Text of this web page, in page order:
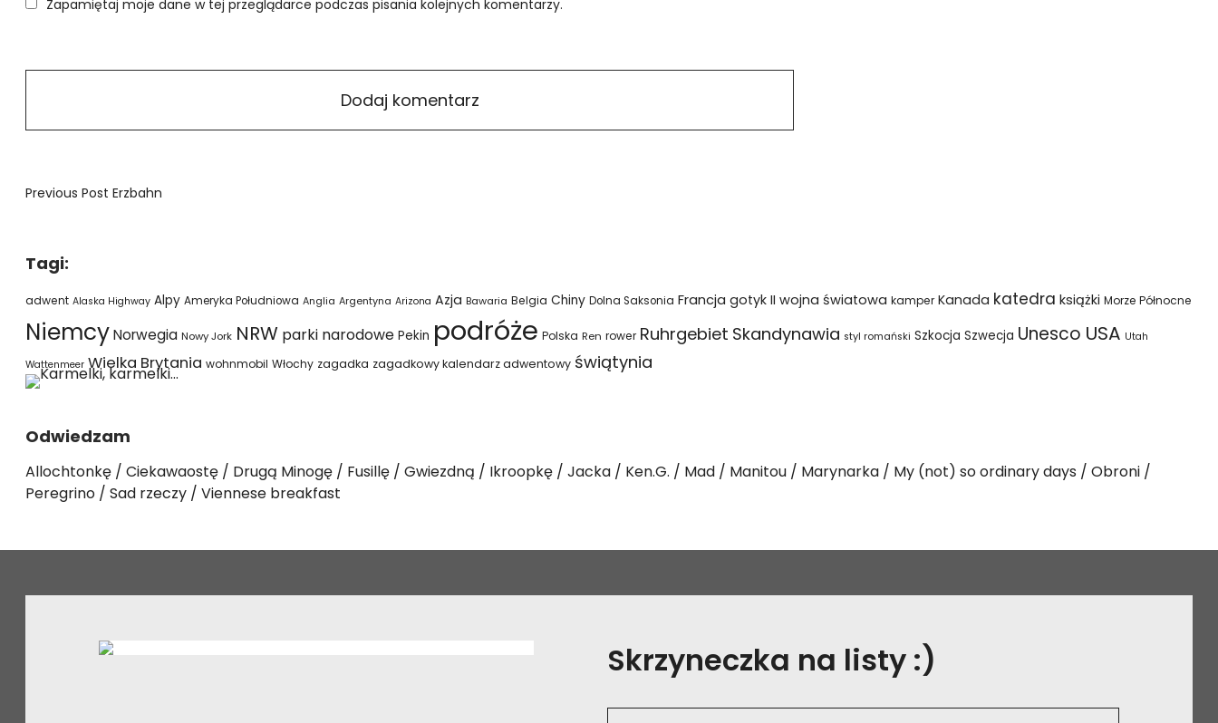
Zapamiętaj moje dane w tej przeglądarce podczas pisania kolejnych komentarzy.
Previous Post Erzbahn
Tagi:
adwent Alaska Highway Alpy Ameryka Południowa Anglia Argentyna Arizona Azja Bawaria Belgia Chiny Dolna Saksonia Francja gotyk II wojna światowa kamper Kanada katedra książki Morze Północne
NiemcyNorwegia Nowy Jork NRW parki narodowe Pekin podróże Polska Ren rower Ruhrgebiet Skandynawia styl romański Szkocja Szwecja Unesco USA Utah
Wattenmeer Wielka Brytania wohnmobil Włochy zagadka zagadkowy kalendarz adwentowy świątynia
Odwiedzam
Allochtonkę Ciekawaostę Drugą Minogę Fusillę Gwiezdną Ikroopkę Jacka Ken.G. Mad Manitou Marynarka My (not) so ordinary days
Obroni
Peregrino
Sad rzeczy Viennese breakfast
Skrzyneczka na listy :)